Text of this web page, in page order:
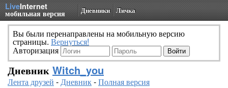
LiveInternet
мобильная версия Дневники Личка
Вы были перенаправлены на мобильную версию
страницы. Вернуться!
Авторизация
Дневник Witch_you
Лента друзей -Дневник-Полная версия